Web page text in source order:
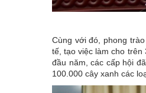
Cùng với đó, phong
tế, tạo việc làm cho
đầu năm, các cấp hội
100.000 cây xanh các